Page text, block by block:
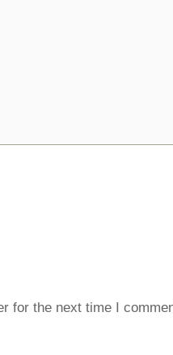
for the next time I